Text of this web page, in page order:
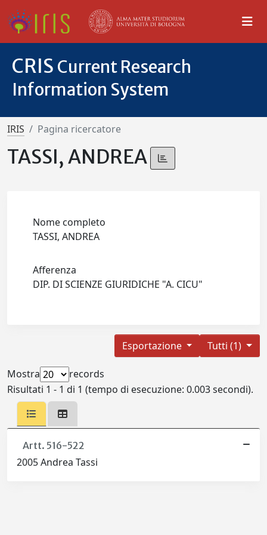
CRIS Current Research
Information System
IRIS Pagina ricercatore
TASSI, ANDREA
Nome completo
TASSI, ANDREA
Afferenza
DIP. DI SCIENZE GIURIDICHE "A. CICU"
Tutti (1)
Esportazione
Mostra
records
Risultati 1 - 1 di 1 (tempo di esecuzione: 0.003 secondi).
Artt. 516-522
2005 Andrea Tassi